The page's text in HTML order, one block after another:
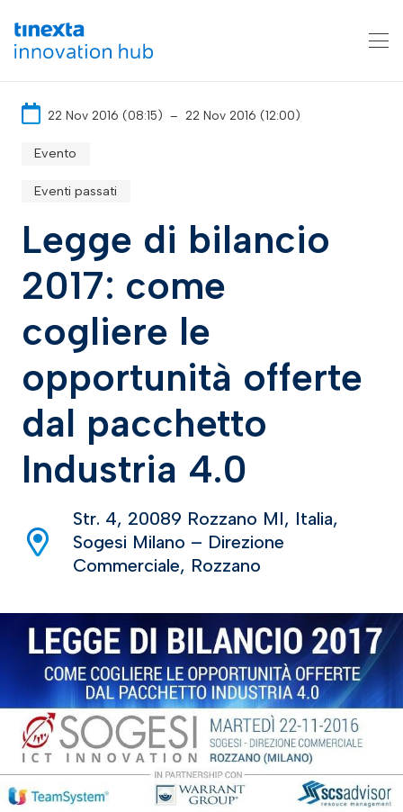
22 Nov 2016 (08:15) – 22 Nov 2016 (12:00)
Evento
Eventi passati
Legge di bilancio
2017: come
cogliere le
opportunità offerte
dal pacchetto
Industria 4.0
Str. 4, 20089 Rozzano MI, Italia,
Sogesi Milano – Direzione
Commerciale, Rozzano